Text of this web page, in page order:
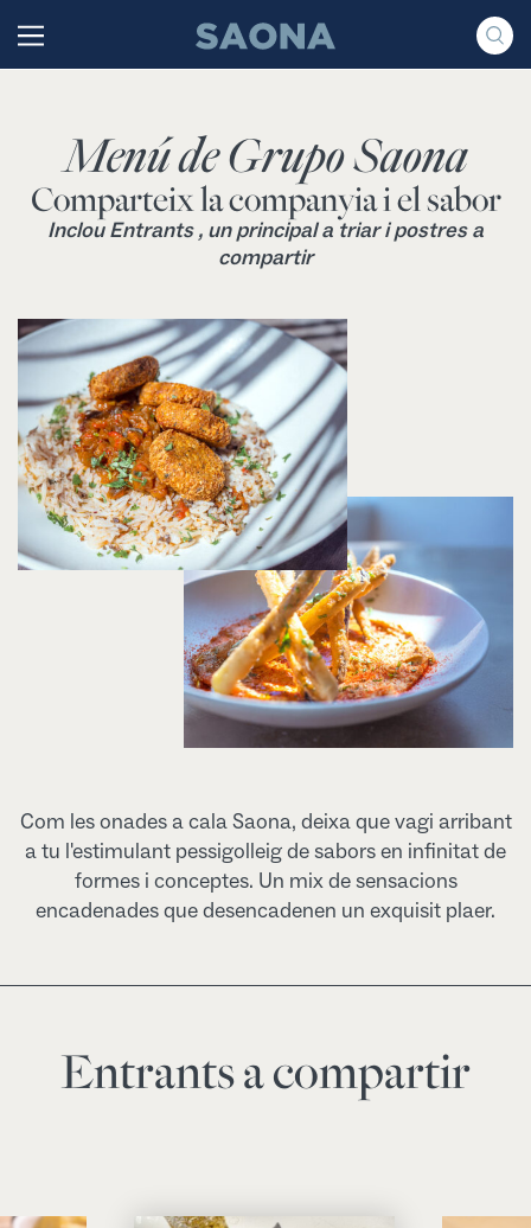
Grupo Saona
Menú de Grupo Saona
Comparteix la companyia i el sabor
Inclou Entrants , un principal a triar i postres a
compartir
Com les onades a cala Saona, deixa que vagi arribant
a tu l'estimulant pessigolleig de sabors en infinitat de
formes i conceptes. Un mix de sensacions
encadenades que desencadenen un exquisit plaer.
Entrants a compartir